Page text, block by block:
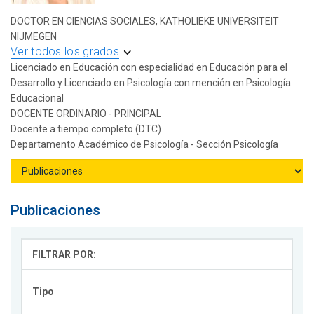
DOCTOR EN CIENCIAS SOCIALES, KATHOLIEKE UNIVERSITEIT
NIJMEGEN
Ver todos los grados
Licenciado en Educación con especialidad en Educación para el
Desarrollo y Licenciado en Psicología con mención en Psicología
Educacional
DOCENTE ORDINARIO - PRINCIPAL
Docente a tiempo completo (DTC)
Departamento Académico de Psicología - Sección Psicología
Publicaciones
FILTRAR POR:
Tipo